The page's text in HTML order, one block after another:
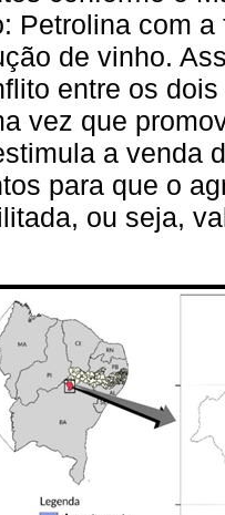
Petrolina com
de vinho.
entre os
vez que
a venda
para que o
ou seja,